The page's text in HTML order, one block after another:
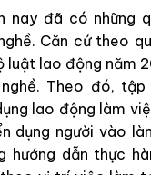
nay đã có những
Căn cứ theo
luật lao động năm
Theo đó,
lao động làm
dụng người vào
hướng dẫn thực